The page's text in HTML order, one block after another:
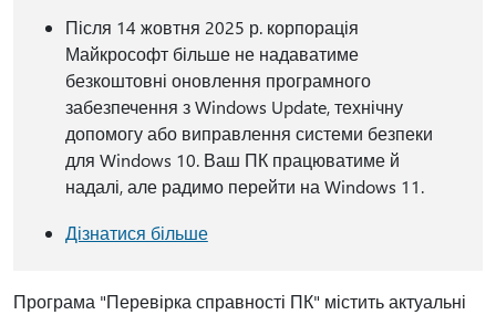
Після 14 жовтня 2025 р. корпорація
Майкрософт більше не надаватиме
безкоштовні оновлення програмного
забезпечення з Windows Update, технічну
допомогу або виправлення системи безпеки
для Windows 10. Ваш ПК працюватиме й
надалі, але радимо перейти на Windows 11.
Дізнатися більше
Програма "Перевірка справності ПК" містить актуальні